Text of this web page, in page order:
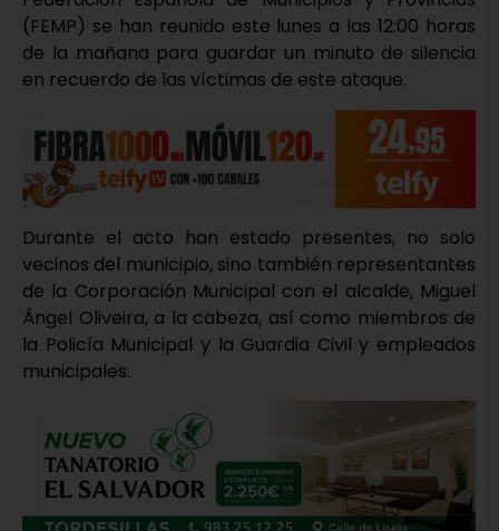
(FEMP) se han reunido este lunes a las 12:00 horas
de la mañana para guardar un minuto de silencia
en recuerdo de las víctimas de este ataque.
Durante el acto han estado presentes, no solo
vecinos del municipio, sino también representantes
de la Corporación Municipal con el alcalde, Miguel
Ángel Oliveira, a la cabeza, así como miembros de
la Policía Municipal y la Guardia Civil y empleados
municipales.